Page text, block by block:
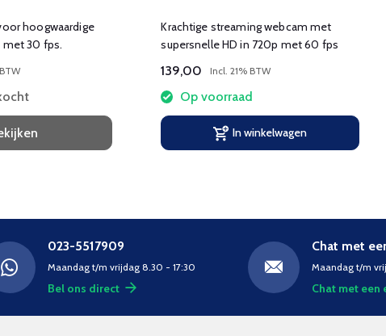
hoogwaardige
met 30 fps.
Krachtige streaming webcam met
supersnelle HD in 720p met 60 fps
139,00 Incl. 21% BTW
Op voorraad
In winkelwagen
023-5517909
Maandag t/m vrijdag 8.30 - 17:30
Bel ons direct
Chat met
Maandag t/m
Chat met een